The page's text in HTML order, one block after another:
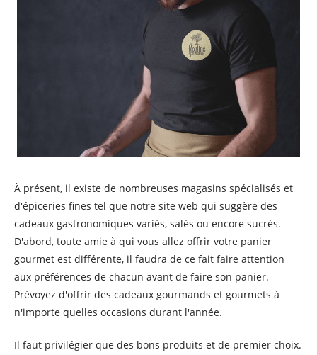
À présent, il existe de nombreuses magasins spécialisés et
d'épiceries fines tel que notre site web qui suggère des
cadeaux gastronomiques variés, salés ou encore sucrés.
D'abord, toute amie à qui vous allez offrir votre panier
gourmet est différente, il faudra de ce fait faire attention
aux préférences de chacun avant de faire son panier.
Prévoyez d'offrir des cadeaux gourmands et gourmets à
n'importe quelles occasions durant l'année.
Il faut privilégier que des bons produits et de premier choix.